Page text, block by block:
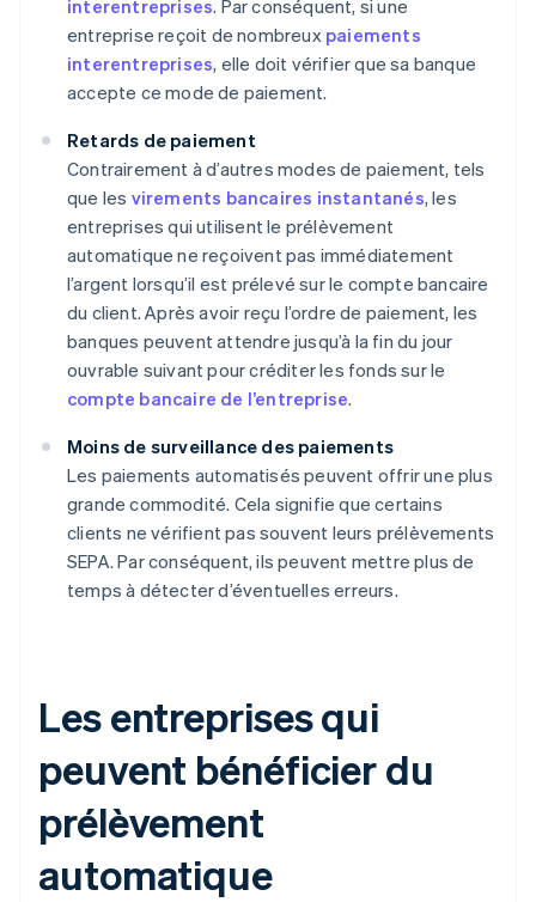
interentreprises. Par conséquent, si une
entreprise reçoit de nombreux paiements
interentreprises, elle doit vérifier que sa banque
accepte ce mode de paiement.
Retards de paiement
Contrairement à d’autres modes de paiement, tels
que les virements bancaires instantanés, les
entreprises qui utilisent le prélèvement
automatique ne reçoivent pas immédiatement
l’argent lorsqu’il est prélevé sur le compte bancaire
du client. Après avoir reçu l’ordre de paiement, les
banques peuvent attendre jusqu’à la fin du jour
ouvrable suivant pour créditer les fonds sur le
compte bancaire de l’entreprise.
Moins de surveillance des paiements
Les paiements automatisés peuvent offrir une plus
grande commodité. Cela signifie que certains
clients ne vérifient pas souvent leurs prélèvements
SEPA. Par conséquent, ils peuvent mettre plus de
temps à détecter d’éventuelles erreurs.
Les entreprises qui
peuvent bénéficier du
prélèvement
automatique